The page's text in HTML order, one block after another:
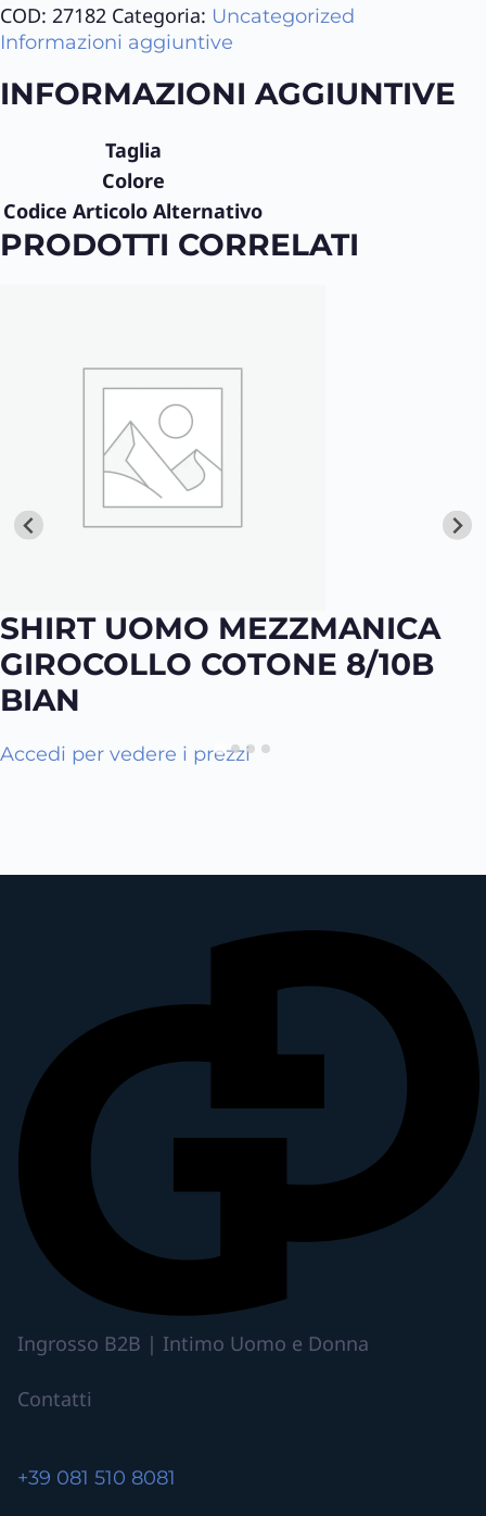
COD: 27182 Categoria: Uncategorized
Informazioni aggiuntive
INFORMAZIONI AGGIUNTIVE
Taglia
Colore
Codice Articolo Alternativo
PRODOTTI CORRELATI
SHIRT UOMO MEZZMANICA
GIROCOLLO COTONE 8/10B
BIAN
Accedi per vedere i prezzi
Ingrosso B2B | Intimo Uomo e Donna
Contatti
+39 081 510 8081